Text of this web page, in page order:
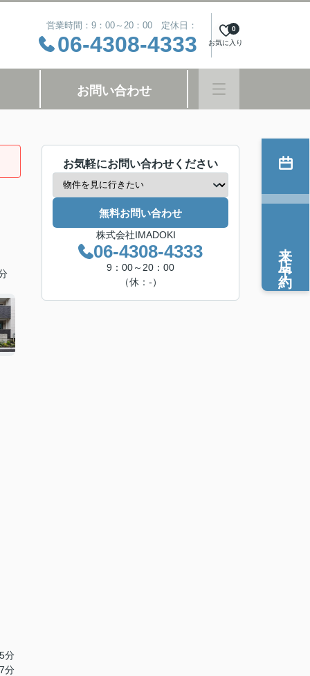
営業時間：9：00～20：00 定休日：
06-4308-4333 お気に入り
0
お問い合わせ
分
分
お気軽にお問い合わせください
無料お問い合わせ
株式会社IMADOKI
06-4308-4333
9：00～20：00
（休：-）
来店予約